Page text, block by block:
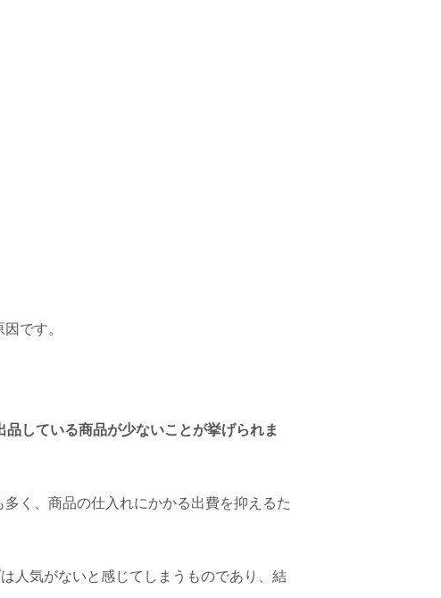
です。
している商品が少ないことが挙げられま
く、商品の仕入れにかかる出費を抑えるた
人気がないと感じてしまうものであり、結